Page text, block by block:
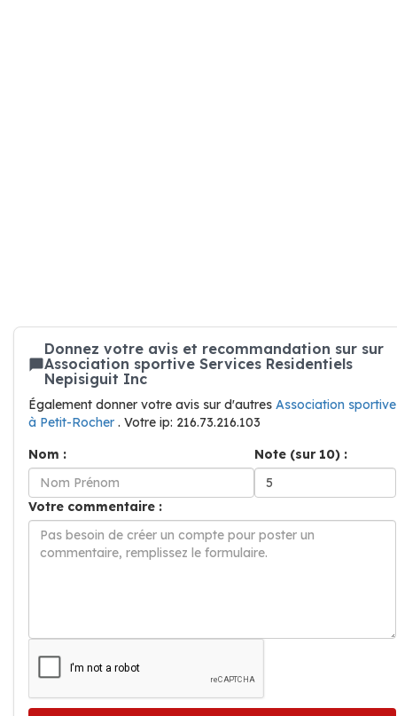
Donnez votre avis et recommandation sur sur
Association sportive Services Residentiels
Nepisiguit Inc
Également donner votre avis sur d'autres Association sportive
à Petit-Rocher . Votre ip: 216.73.216.103
Nom :
Note (sur 10) :
Votre commentaire :